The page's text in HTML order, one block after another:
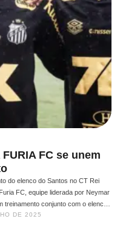
FC se unem
do elenco do Santos no CT Rei
FC, equipe liderada por Neymar
conjunto com o elenco
e os atacantes Leleti …
DE 2025